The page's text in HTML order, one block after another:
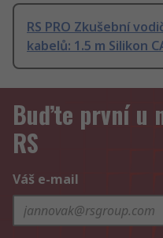
RS PRO Zkušební
kabelů: 1.5 m Silikon
Buďte první u
RS
Váš e-mail